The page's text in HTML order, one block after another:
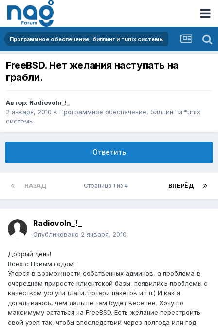
Программное обеспечение, биллинг и *unix системы
FreeBSD. Нет желания наступать на
грабли.
Автор: Radiovoln_!_
2 января, 2010 в Программное обеспечение, биллинг и *unix
системы
Ответить
НАЗАД ВПЕРЁД
Страница 1 из 4
Radiovoln_!_
Опубликовано 2 января, 2010
Добрый день!
Всех с Новым годом!
Уперся в возможности собственных админов, а проблема в
очередном приросте клиентской базы, появились проблемы с
качеством услуги (лаги, потери пакетов и.т.п.) И как я
догадываюсь, чем дальше тем будет веселее. Хочу по
максимуму остаться на FreeBSD. Есть желание перестроить
свой узел так, чтобы впоследствии через полгода или год